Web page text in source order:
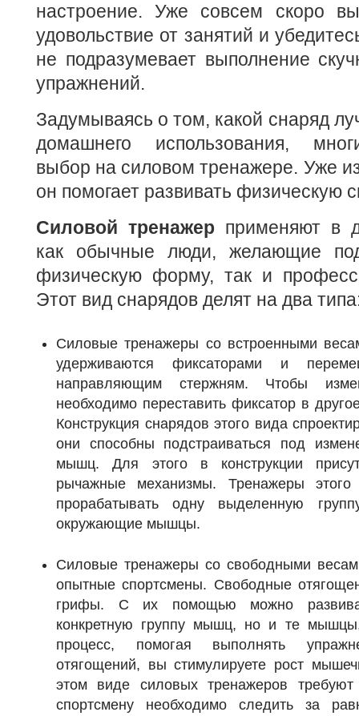
настроение. Уже совсем скоро
удовольствие от занятий и
не подразумевает выполнение
упражнений.
Задумываясь о том, какой снаряд
домашнего использования,
выбор на силовом тренажере. Уже
он помогает развивать физическую
Силовой тренажер применяют в
как обычные люди, желающие
физическую форму, так и
Этот вид снарядов делят на два
Силовые тренажеры со встроенными
удерживаются фиксаторами и
направляющим стержням. Чтобы
необходимо переставить фиксатор в
Конструкция снарядов этого вида
они способны подстраиваться под
мышц. Для этого в конструкции
рычажные механизмы. Тренажеры
прорабатывать одну выделенную
окружающие мышцы.
Силовые тренажеры со свободными
опытные спортсмены. Свободные
грифы. С их помощью можно
конкретную группу мышц, но и те
процесс, помогая выполнять
отягощений, вы стимулируете рост
этом виде силовых тренажеров
спортсмену необходимо следить за